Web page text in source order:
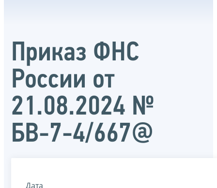
Приказ ФНС
России от
21.08.2024 №
БВ-7-4/667@
Дата